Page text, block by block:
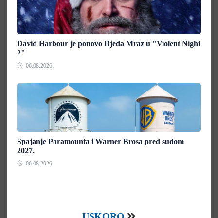
David Harbour je ponovo Djeda Mraz u "Violent Night
2"
06.08.2026.
Spajanje Paramounta i Warner Brosa pred sudom
2027.
06.08.2026.